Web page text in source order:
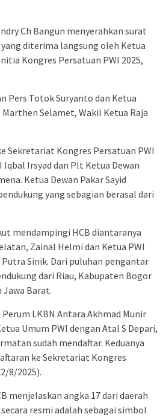
Ch Bangun menyerahkan surat
diterima langsung oleh Ketua
Kongres Persatuan PWI 2025,
Pers Totok Suryanto dan Ketua
Selamet, Wakil Ketua Raja
Sekretariat Kongres Persatuan PWI
Iqbal Irsyad dan Plt Ketua Dewan
Ketua Dewan Pakar Sayid
yang sebagian berasal dari
mendampingi HCB diantaranya
Zainal Helmi dan Ketua PWI
Sinik. Dari puluhan pengantar
dari Riau, Kabupaten Bogor
Jawa Barat.
LKBN Antara Akhmad Munir
Umum PWI dengan Atal S Depari,
sudah mendaftar. Keduanya
ke Sekretariat Kongres
8/2025).
menjelaskan angka 17 dari daerah
resmi adalah sebagai simbol